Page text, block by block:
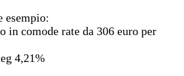
esempio:
in comode rate da 306 euro per
4,21%